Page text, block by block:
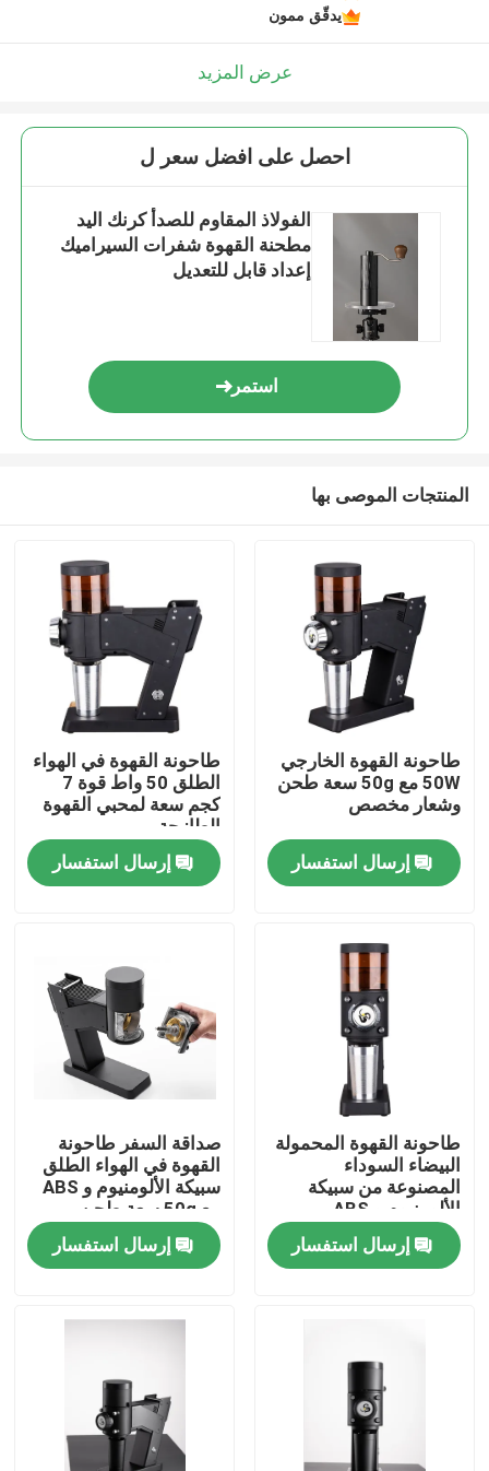
الصفحة الرئيسية
عرض الواقع الافتراضي
معلومات عنا
جولة في المعمل
مراقبة الجودة
اتصل بنا
مطحنة حبوب البن
مطحنة القهوة
يدقّق ممون
عرض المزيد
احصل على افضل سعر ل
الفولاذ المقاوم للصدأ كرنك اليد
مطحنة القهوة شفرات السيراميك
إعداد قابل للتعديل
استمر
المنتجات الموصى بها
طاحونة القهوة الخارجي
50W مع 50g سعة طحن
وشعار مخصص
إرسال استفسار
طاحونة القهوة في الهواء
الطلق 50 واط قوة 7
كجم سعة لمحبي القهوة
الطازجة
إرسال استفسار
طاحونة القهوة المحمولة
البيضاء السوداء
المصنوعة من سبيكة
الألومنيوم و ABS
إرسال استفسار
صداقة السفر طاحونة
القهوة في الهواء الطلق
سبيكة الألومنيوم و ABS
مع 50g سعة طحن
إرسال استفسار